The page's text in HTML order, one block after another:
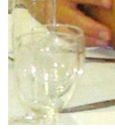
Note de synthèse
Rapport
Actions et projets
Projets et travaux en
Procès verbaux des